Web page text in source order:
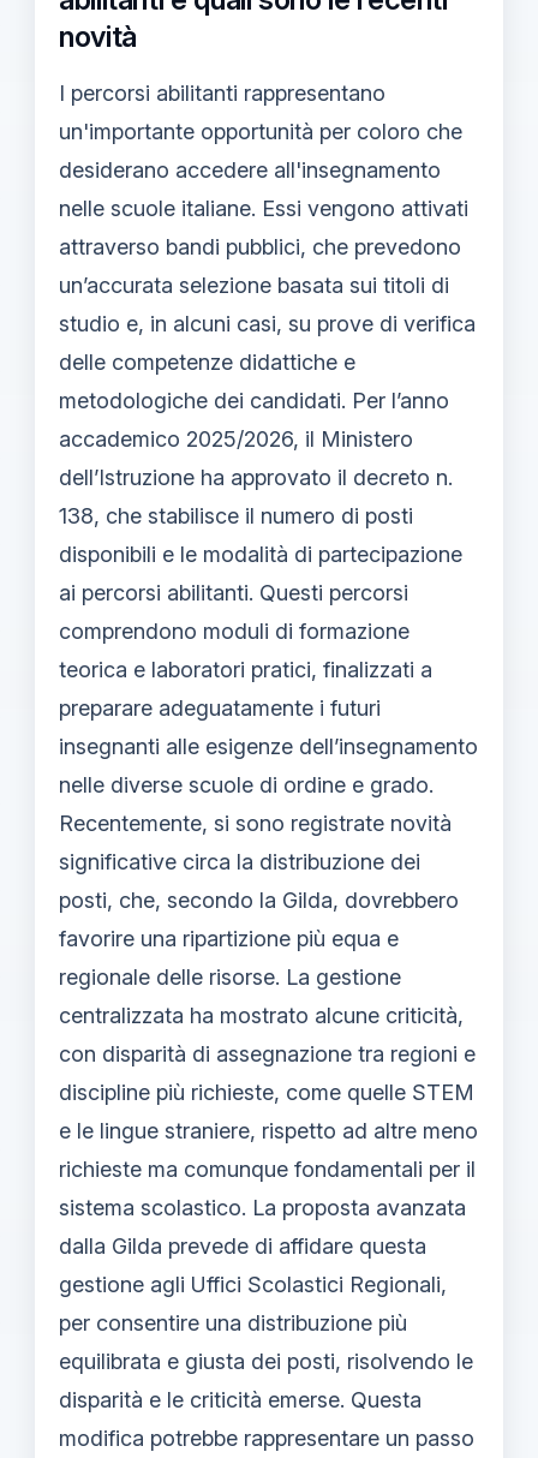
novità
I percorsi abilitanti rappresentano
un'importante opportunità per coloro che
desiderano accedere all'insegnamento
nelle scuole italiane. Essi vengono attivati
attraverso bandi pubblici, che prevedono
un’accurata selezione basata sui titoli di
studio e, in alcuni casi, su prove di verifica
delle competenze didattiche e
metodologiche dei candidati. Per l’anno
accademico 2025/2026, il Ministero
dell’Istruzione ha approvato il decreto n.
138, che stabilisce il numero di posti
disponibili e le modalità di partecipazione
ai percorsi abilitanti. Questi percorsi
comprendono moduli di formazione
teorica e laboratori pratici, finalizzati a
preparare adeguatamente i futuri
insegnanti alle esigenze dell’insegnamento
nelle diverse scuole di ordine e grado.
Recentemente, si sono registrate novità
significative circa la distribuzione dei
posti, che, secondo la Gilda, dovrebbero
favorire una ripartizione più equa e
regionale delle risorse. La gestione
centralizzata ha mostrato alcune criticità,
con disparità di assegnazione tra regioni e
discipline più richieste, come quelle STEM
e le lingue straniere, rispetto ad altre meno
richieste ma comunque fondamentali per il
sistema scolastico. La proposta avanzata
dalla Gilda prevede di affidare questa
gestione agli Uffici Scolastici Regionali,
per consentire una distribuzione più
equilibrata e giusta dei posti, risolvendo le
disparità e le criticità emerse. Questa
modifica potrebbe rappresentare un passo